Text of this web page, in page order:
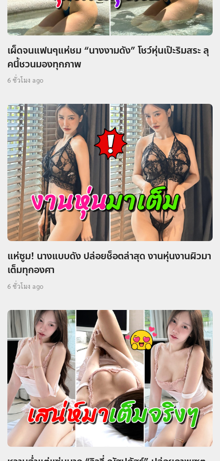
เผ็ดจนแฟนๆแห่ชม “นางงามดัง” โชว์หุ่นเป๊ะริมสระ ลุ
คนี้ชวนมองทุกภาพ
6 ชั่วโมง ago
แห่ซูม! นางแบบดัง ปล่อยช็อตล่าสุด งานหุ่นงานผิวมา
เต็มทุกองศา
6 ชั่วโมง ago